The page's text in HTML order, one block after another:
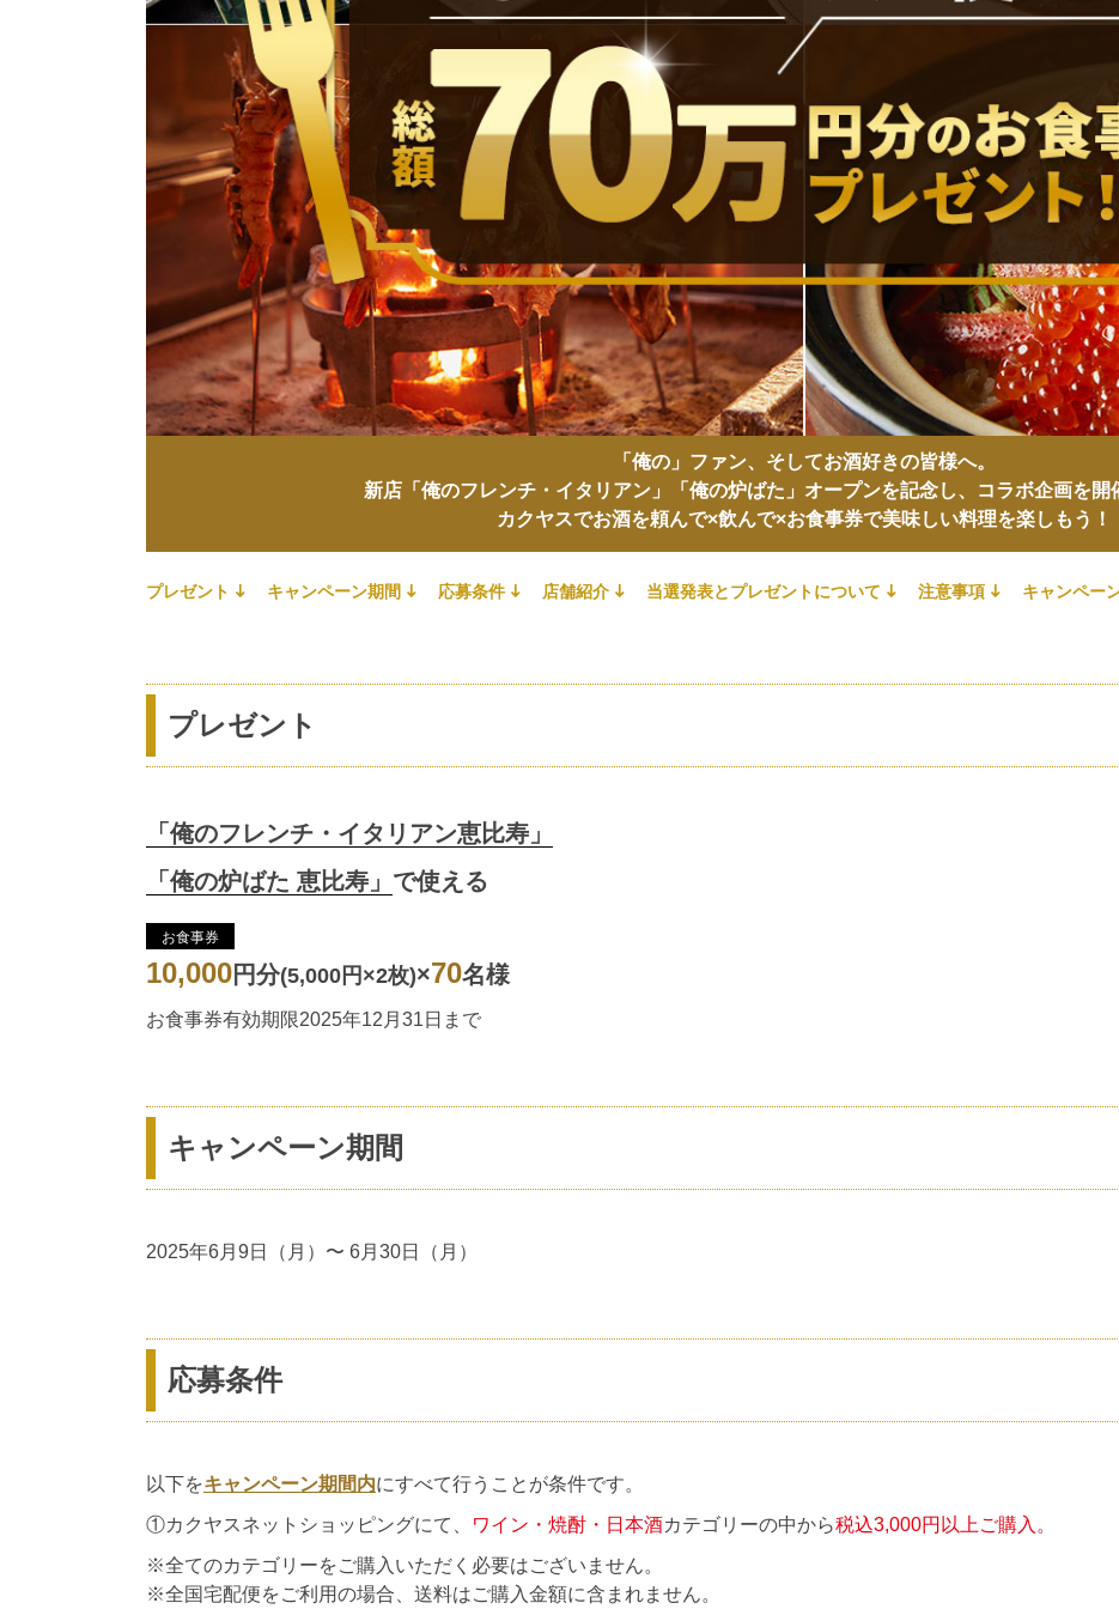
「俺の」ファン、そしてお酒好きの皆様へ。
新店「俺のフレンチ・イタリアン」「俺の炉ばた」オープンを記念し、コラボ企画を開
カクヤスでお酒を頼んで×飲んで×お食事券で美味しい料理を楽しもう！
プレゼント キャンペーン期間 応募条件 店舗紹介 当選発表とプレゼントについて 注意事項 キャンペー
プレゼント
「俺のフレンチ・イタリアン恵比寿」
「俺の炉ばた 恵比寿」 で使える
お食事券
10,000円分(5,000円×2枚)×70名様
お食事券有効期限2025年12月31日まで
キャンペーン期間
2025年6月9日（月）〜 6月30日（月）
応募条件
以下をキャンペーン期間内にすべて行うことが条件です。
①カクヤスネットショッピングにて、
ワイン・焼酎・日本酒カテゴリーの中から税込3,000円以上ご購入。
※全てのカテゴリーをご購入いただく必要はございません。
※全国宅配便をご利用の場合、送料はご購入金額に含まれません。